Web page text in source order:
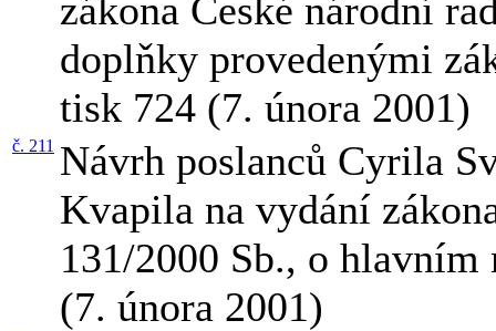
zákona České národní
doplňky provedenými
tisk 724 (7. února 2001)
č. 211 Návrh poslanců Cyrila
Kvapila na vydání
131/2000 Sb., o hlavním
(7. února 2001)